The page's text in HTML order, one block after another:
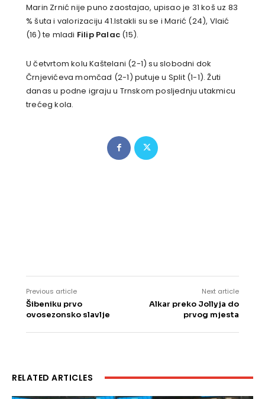
Marin Zrnić nije puno zaostajao, upisao je 31 koš uz 83
% šuta i valorizaciju 41.Istakli su se i Marić (24), Vlaić
(16) te mladi Filip Palac (15).
U četvrtom kolu Kaštelani (2-1) su slobodni dok
Črnjevićeva momčad (2-1) putuje u Split (1-1). Žuti
danas u podne igraju u Trnskom posljednju utakmicu
trećeg kola.
Previous article
Šibeniku prvo
ovosezonsko slavlje
Next article
Alkar preko Jollyja do
prvog mjesta
RELATED ARTICLES